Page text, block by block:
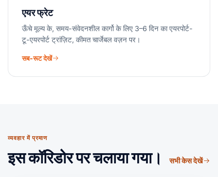
एयर फ्रेट
ऊँचे मूल्य के, समय-संवेदनशील कार्गो के लिए 3–6 दिन का एयरपोर्ट-
टू-एयरपोर्ट ट्रांज़िट, कीमत चार्जेबल वज़न पर।
सब-रूट देखें
व्यवहार में प्रमाण
इस कॉरिडोर पर चलाया गया। सभी केस देखें